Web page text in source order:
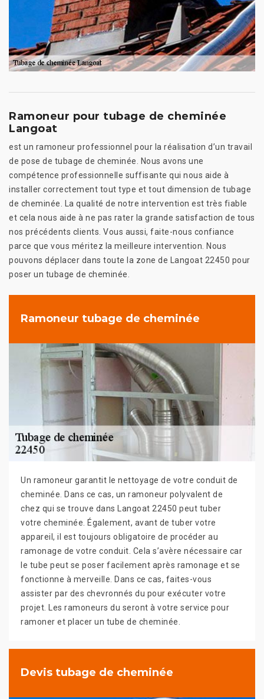
Ramoneur pour tubage de cheminée
Langoat
est un ramoneur professionnel pour la réalisation d’un travail
de pose de tubage de cheminée. Nous avons une
compétence professionnelle suffisante qui nous aide à
installer correctement tout type et tout dimension de tubage
de cheminée. La qualité de notre intervention est très fiable
et cela nous aide à ne pas rater la grande satisfaction de tous
nos précédents clients. Vous aussi, faite-nous confiance
parce que vous méritez la meilleure intervention. Nous
pouvons déplacer dans toute la zone de Langoat 22450 pour
poser un tubage de cheminée.
Ramoneur tubage de cheminée
Un ramoneur garantit le nettoyage de votre conduit de
cheminée. Dans ce cas, un ramoneur polyvalent de
chez qui se trouve dans Langoat 22450 peut tuber
votre cheminée. Également, avant de tuber votre
appareil, il est toujours obligatoire de procéder au
ramonage de votre conduit. Cela s’avère nécessaire car
le tube peut se poser facilement après ramonage et se
fonctionne à merveille. Dans ce cas, faites-vous
assister par des chevronnés du pour exécuter votre
projet. Les ramoneurs du seront à votre service pour
ramoner et placer un tube de cheminée.
Devis tubage de cheminée